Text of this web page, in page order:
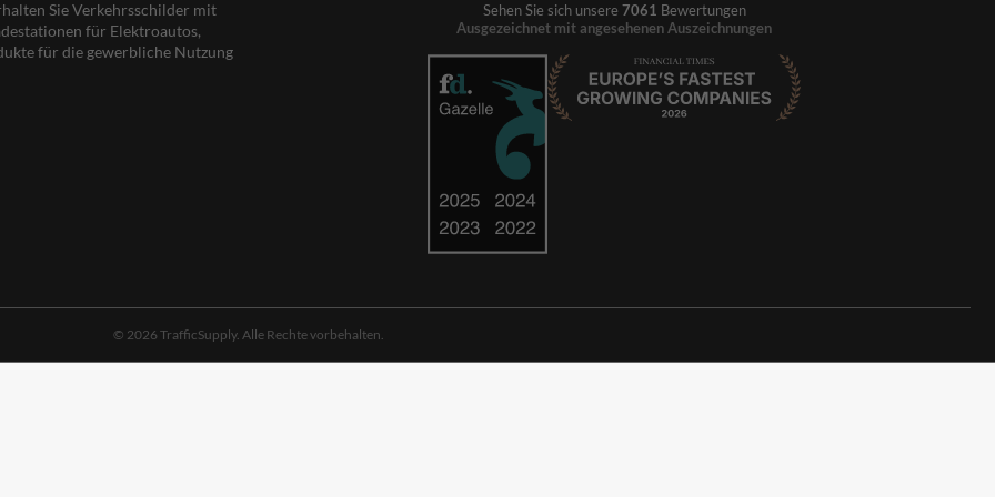
Sie Verkehrsschilder mit
für Elektroautos,
für die gewerbliche Nutzung
Sehen Sie sich unsere 7061 Bewertungen
Ausgezeichnet mit angesehenen Auszeichnungen
© 2026 TrafficSupply. Alle Rechte vorbehalten.